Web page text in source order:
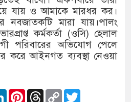
যায় ও আমাকে মারধর কর।
মারা যায়।পালং
কর্মকর্তা (ওসি) হেলাল
পরিবারের অভিযোগ পেলে
করে আইনগত ব্যবস্থা নেওয়া
LinkedInPinterest
Threads
Copy